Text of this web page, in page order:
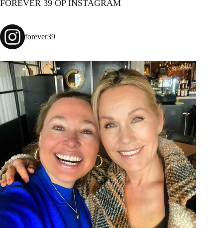
FOREVER 39 OP INSTAGRAM
forever39